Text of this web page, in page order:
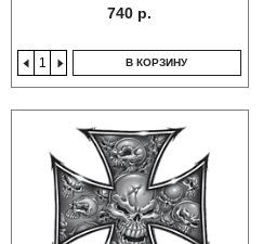
740 р.
В КОРЗИНУ